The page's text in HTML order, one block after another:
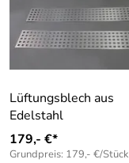
Lüftungsblech aus
Edelstahl
179,- €*
Grundpreis: 179,- €/Stück